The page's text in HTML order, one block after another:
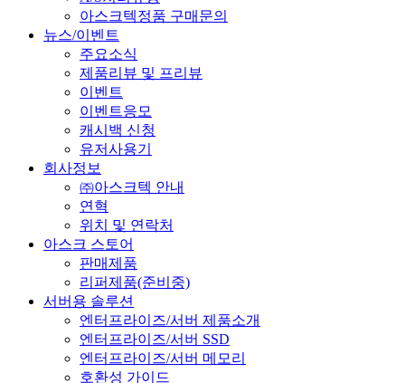
아스크텍정품 구매문의
뉴스/이벤트
주요소식
제품리뷰 및 프리뷰
이벤트
이벤트응모
캐시백 신청
유저사용기
회사정보
㈜아스크텍 안내
연혁
위치 및 연락처
아스크 스토어
판매제품
리퍼제품(준비중)
서버용 솔루션
엔터프라이즈/서버 제품소개
엔터프라이즈/서버 SSD
엔터프라이즈/서버 메모리
호환성 가이드